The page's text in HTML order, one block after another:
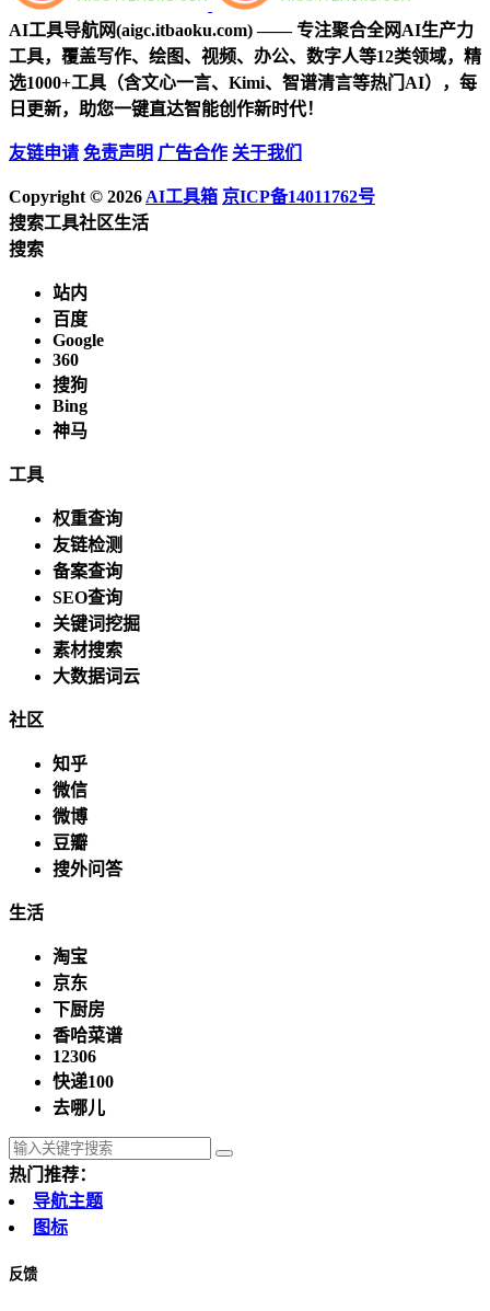
AI工具导航网(aigc.itbaoku.com) —— 专注聚合全网AI生产力
工具，覆盖写作、绘图、视频、办公、数字人等12类领域，精
选1000+工具（含文心一言、Kimi、智谱清言等热门AI），每
日更新，助您一键直达智能创作新时代！
友链申请 免责声明 广告合作 关于我们
Copyright © 2026 AI工具箱 京ICP备14011762号
搜索工具社区生活
搜索
站内
百度
Google
360
搜狗
Bing
神马
工具
权重查询
友链检测
备案查询
SEO查询
关键词挖掘
素材搜索
大数据词云
社区
知乎
微信
微博
豆瓣
搜外问答
生活
淘宝
京东
下厨房
香哈菜谱
12306
快递100
去哪儿
热门推荐：
导航主题
图标
反馈